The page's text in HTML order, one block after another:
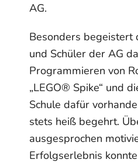
AG.
Besonders begeistert
und Schüler der AG
Programmieren von
„LEGO® Spike“ und
Schule dafür
stets heiß begehrt.
ausgesprochen
Erfolgserlebnis